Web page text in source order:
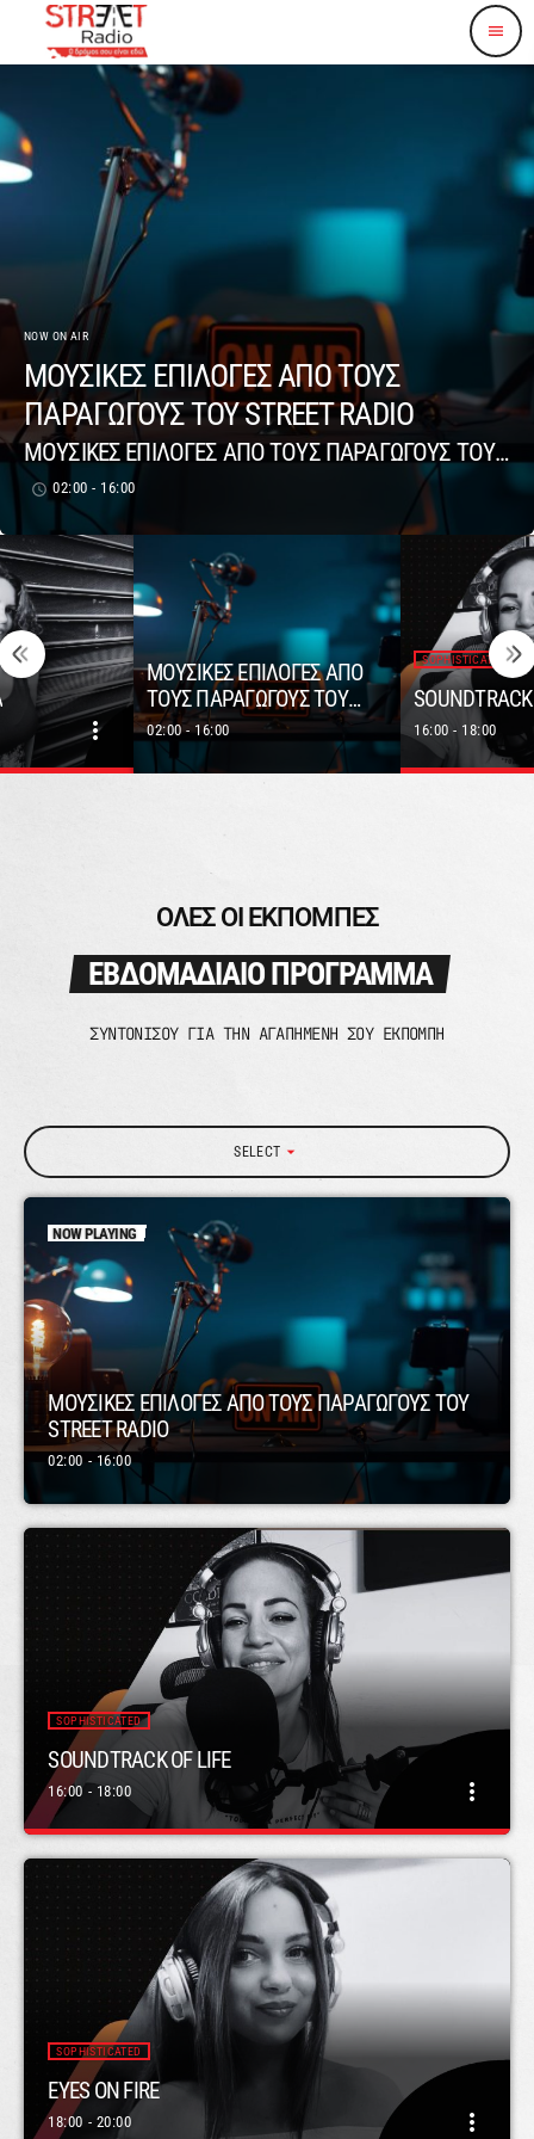
menu
NOW ON AIR
ΜΟΥΣΙΚΕΣ ΕΠΙΛΟΓΕΣ ΑΠΟ ΤΟΥΣ
ΠΑΡΑΓΩΓΟΥΣ ΤΟΥ STREET RADIO
ΜΟΥΣΙΚΕΣ ΕΠΙΛΟΓΕΣ ΑΠΟ ΤΟΥΣ ΠΑΡΑΓΩΓΟΥΣ ΤΟΥ
STREET RADIO
access_time 02:00 - 16:00
more_vert
ΜΟΥΣΙΚΕΣ ΕΠΙΛΟΓΕΣ ΑΠΟ
ΤΟΥΣ ΠΑΡΑΓΩΓΟΥΣ ΤΟΥ
STREET RADIO
02:00 - 16:00
SOPHISTICATED
16:00 - 18:00
ΟΛΕΣ ΟΙ ΕΚΠΟΜΠΕΣ
ΕΒΔΟΜΑΔΙΑΙΟ ΠΡΟΓΡΑΜΜΑ
ΣΥΝΤΟΝΙΣΟΥ ΓΙΑ ΤΗΝ ΑΓΑΠΗΜΕΝΗ ΣΟΥ ΕΚΠΟΜΠΗ
SELECT arrow_drop_down
NOW PLAYING
ΜΟΥΣΙΚΕΣ ΕΠΙΛΟΓΕΣ ΑΠΟ ΤΟΥΣ ΠΑΡΑΓΩΓΟΥΣ ΤΟΥ
STREET RADIO
02:00 - 16:00
SOPHISTICATED
SOUNDTRACK OF LIFE
16:00 - 18:00 more_vert
SOUNDTRACK OF LIFE
ΕΛΕΝΑ ΔΡΟΣΟΥ
“Soundtrack of life” με την Έλενα Δρόσου, κάθε Πέμπτη 16:00 -
18:00 στον Street radio (www.streetradio.gr)
SOPHISTICATED
EYES ON FIRE
18:00 - 20:00 more_vert